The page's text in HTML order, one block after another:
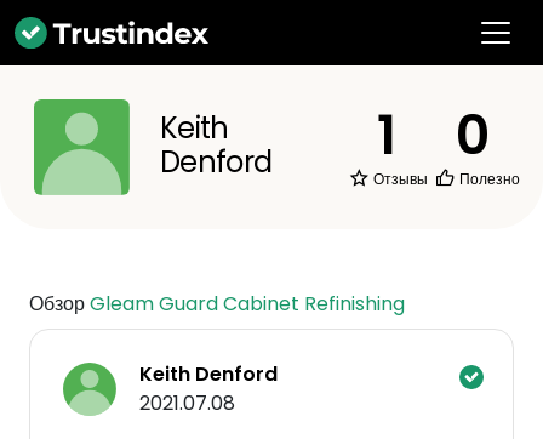
Keith
Denford
1
Отзывы
0
Полезно
ОбзорGleam Guard Cabinet Refinishing
Keith Denford
2021.07.08